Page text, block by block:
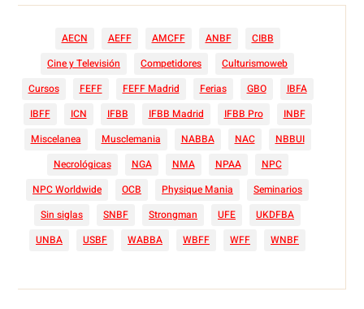
AECN AEFF AMCFF ANBF
CIBB
Cine y Televisión
Competidores
Culturismoweb
Cursos
FEFF FEFF Madrid Ferias GBO
IBFA
IBFF
ICN IFBB IFBB Madrid IFBB Pro
INBF
Miscelanea
Musclemania NABBA NAC
NBBUI
Necrológicas
NGA NMA NPAA
NPC
NPC Worldwide
OCB Physique Mania
Seminarios
Sin siglas
SNBF Strongman UFE
UKDFBA
UNBA
USBF WABBA WBFF WFF WNBF